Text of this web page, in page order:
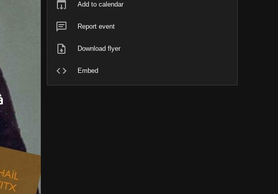
Add to calendar
Report event
Download flyer
Embed